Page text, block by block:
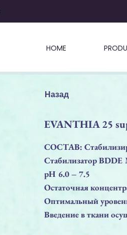
HOME
Назад
EVANTHIA 25
СОСТАВ:
Стабилизатор
pH 6.0 – 7.5
Остаточная
Оптимальный
Введение в ткани